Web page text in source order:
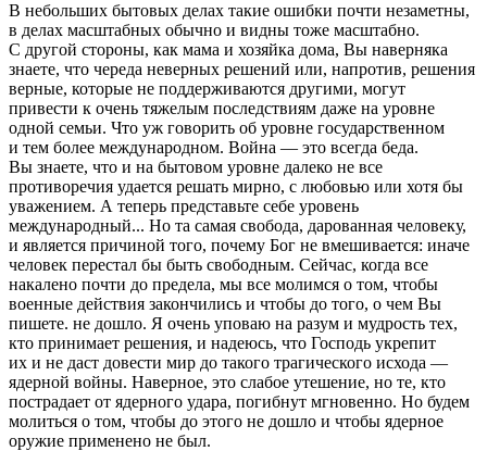
В небольших бытовых делах такие ошибки почти незаметны,
в делах масштабных обычно и видны тоже масштабно.
С другой стороны, как мама и хозяйка дома, Вы наверняка
знаете, что череда неверных решений или, напротив, решения
верные, которые не поддерживаются другими, могут
привести к очень тяжелым последствиям даже на уровне
одной семьи. Что уж говорить об уровне государственном
и тем более международном. Война — это всегда беда.
Вы знаете, что и на бытовом уровне далеко не все
противоречия удается решать мирно, с любовью или хотя бы
уважением. А теперь представьте себе уровень
международный... Но та самая свобода, дарованная человеку,
и является причиной того, почему Бог не вмешивается: иначе
человек перестал бы быть свободным. Сейчас, когда все
накалено почти до предела, мы все молимся о том, чтобы
военные действия закончились и чтобы до того, о чем Вы
пишете. не дошло. Я очень уповаю на разум и мудрость тех,
кто принимает решения, и надеюсь, что Господь укрепит
их и не даст довести мир до такого трагического исхода —
ядерной войны. Наверное, это слабое утешение, но те, кто
пострадает от ядерного удара, погибнут мгновенно. Но будем
молиться о том, чтобы до этого не дошло и чтобы ядерное
оружие применено не был.